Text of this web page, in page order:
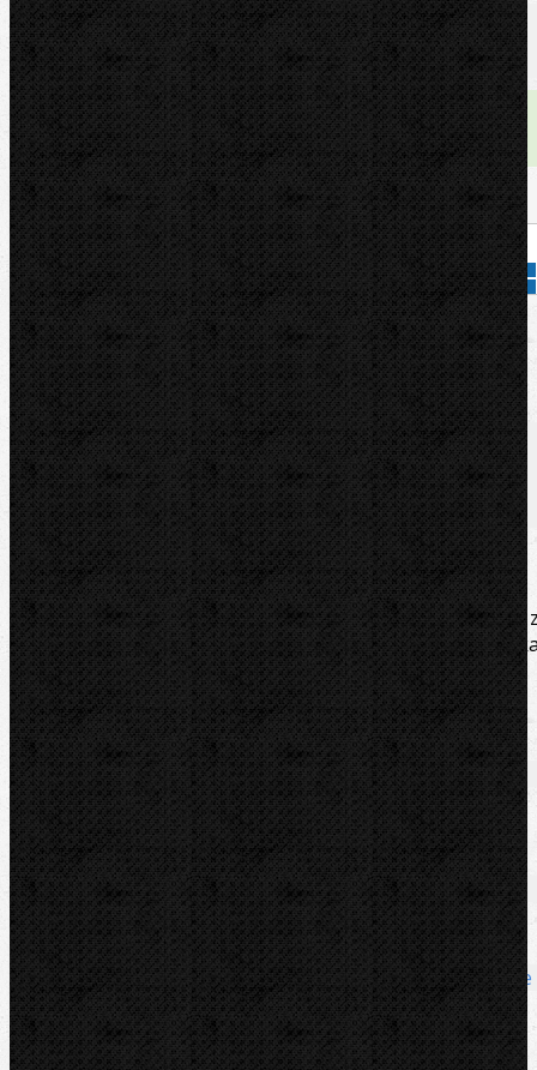
U nás zaplatíte s DPH
1 075,69 Kč
Dostupnost:
skladem
Množství:
Přidat do košíku
Kód zboží:
70235
Značka:
ROTHENBERGER
Popis
Soubory/Odkazy
Zařazení
Komentáře (0)
Profesionální řetězový hasák 4˝ pravý/levý. Vykován
chrom-vanadiové oceli. Rozsah 3/8-4˝ (115mm),
300mm. Délka řetězu 420mm.
Soubory/Odkazy
Katalogový list
Zařazení
Hasáky, kleště, klíče
Hasáky, kleště, klíče / Hasáky řetězové
Komentáře
Přidat komentář